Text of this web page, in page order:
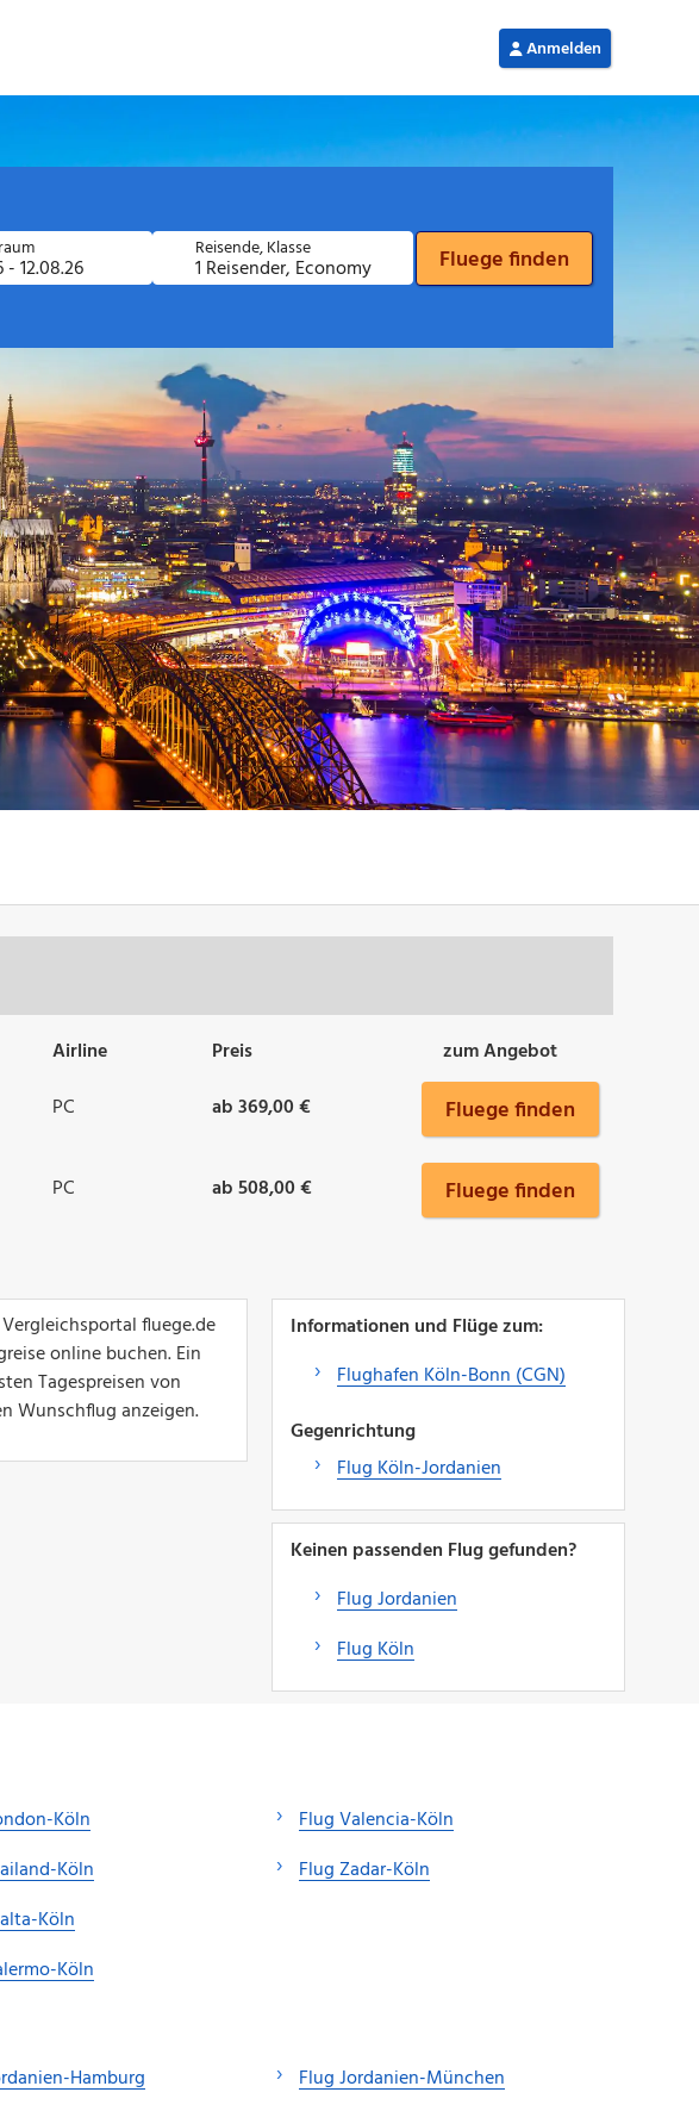
Airline Preis
zum Angebot
PC ab 369,00 € Fluege finden
PC ab 508,00 € Fluege finden
fluege.de
online buchen. Ein
Tagespreisen von
Wunschflug anzeigen.
Informationen und Flüge zum:
Flughafen Köln-Bonn (CGN)
Gegenrichtung
Flug Köln-Jordanien
Keinen passenden Flug gefunden?
Flug Jordanien
Flug Köln
Köln
Köln
Köln
Köln
Flug Valencia-Köln
Flug Zadar-Köln
Hamburg
Flug Jordanien-München